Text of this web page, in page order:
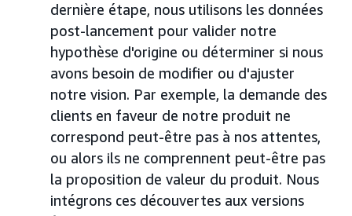
dernière étape, nous utilisons les données
post-lancement pour valider notre
hypothèse d'origine ou déterminer si nous
avons besoin de modifier ou d'ajuster
notre vision. Par exemple, la demande des
clients en faveur de notre produit ne
correspond peut-être pas à nos attentes,
ou alors ils ne comprennent peut-être pas
la proposition de valeur du produit. Nous
intégrons ces découvertes aux versions